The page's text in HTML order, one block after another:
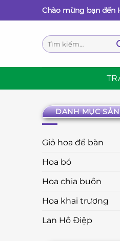
qua
Chào mừng bạn đến
Tìm
kiếm:
DANH MỤC
Giỏ hoa để bàn
Hoa bó
Hoa chia buồn
Hoa khai trương
Lan Hồ Điệp